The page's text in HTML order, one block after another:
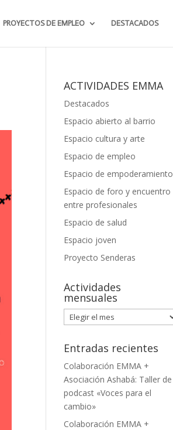
PROYECTOS DE EMPLEO DESTACADOS
ACTIVIDADES EMMA
Destacados
Espacio abierto al barrio
Espacio cultura y arte
Espacio de empleo
Espacio de empoderamiento
Espacio de foro y encuentro
entre profesionales
Espacio de salud
Espacio joven
Proyecto Senderas
Actividades
mensuales
Actividades
mensuales
Entradas recientes
Colaboración EMMA +
Asociación Ashabá: Taller de
podcast «Voces para el
cambio»
Colaboración EMMA +